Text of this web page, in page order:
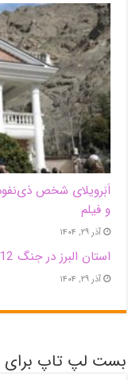
اَبَر‌ویلای شخص
و فیلم
آذر ۲۹, ۱۴۰۴
استان البرز در جنگ 12 روزه 7 شهید دانشجو تقدیم انقلاب کرد
آذر ۲۹, ۱۴۰۴
بست لپ تاپ برای